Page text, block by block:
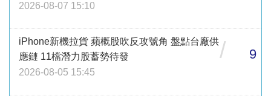
2026-08-07 15:10
iPhone新機拉貨 蘋概股吹反攻號角 盤點台廠供
應鏈 11檔潛力股蓄勢待發
2026-08-05 15:45
/ 9